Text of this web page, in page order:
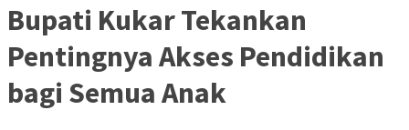
Bupati Kukar Tekankan
Pentingnya Akses Pendidikan
bagi Semua Anak